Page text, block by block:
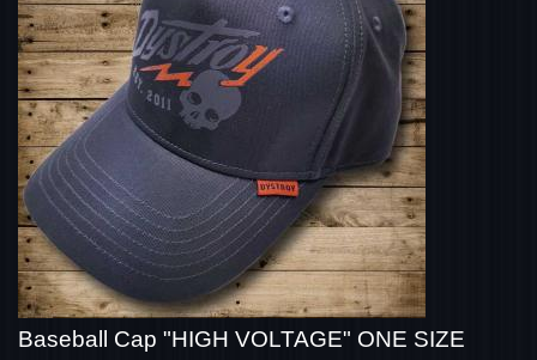
Baseball Cap "HIGH VOLTAGE" ONE SIZE